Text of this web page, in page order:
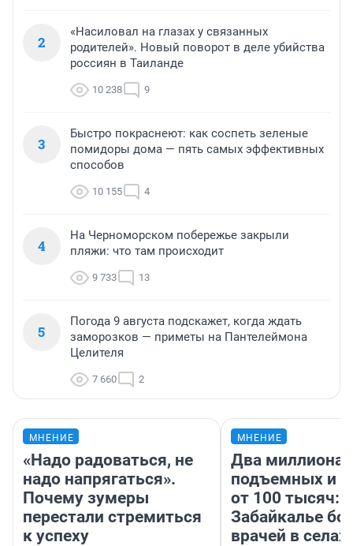
2
«Насиловал на глазах у связанных
родителей». Новый поворот в деле убийства
россиян в Таиланде
10 238 9
3
Быстро покраснеют: как соспеть зеленые
помидоры дома — пять самых эффективных
способов
10 155 4
4
На Черноморском побережье закрыли
пляжи: что там происходит
9 733 13
5
Погода 9 августа подскажет, когда ждать
заморозков — приметы на Пантелеймона
Целителя
7 660 2
МНЕНИЕ
«Надо радоваться, не
надо напрягаться».
Почему зумеры
перестали стремиться
к успеху
МНЕНИЕ
Два миллиона
подъемных и
от 100 тысяч:
Забайкалье
врачей в селах